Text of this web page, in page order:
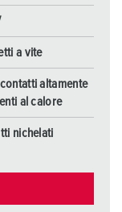
a vite
altamente
al calore
nichelati